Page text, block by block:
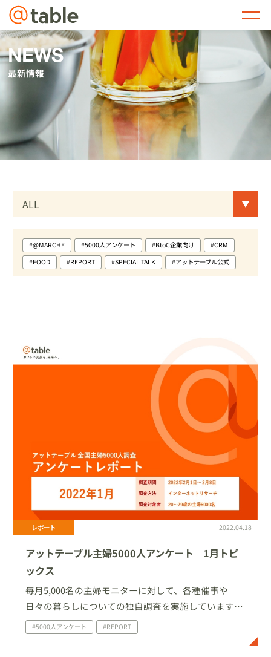
NEWS
最新情報
#@MARCHE #5000人アンケート #BtoC企業向け
#CRM
#FOOD
#REPORT #SPECIAL TALK
#アットテーブル公式
#アンケート
#ギフトパネル #サポート
#セミナー
#週末ひととき
レポート 2022.04.18
アットテーブル主婦5000人アンケート 1月トピ
ックス
毎月5,000名の主婦モニターに対して、各種催事や
日々の暮らしについての独自調査を実施しています。
今回は、2022年1月に家庭で実施したイベント・行事
について、及びおせちについての調査結果を一部ご紹
#5000人アンケート #REPORT